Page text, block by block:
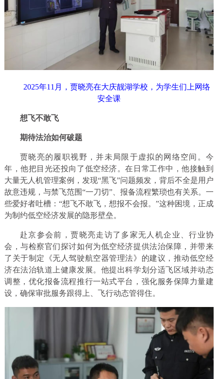
2025年11月，贾晓亮在大庆靓湖学校，为学生们上网络
安全课
想飞不敢飞
期待法治如何破题
贾晓亮的履职视野，并未局限于虚拟的网络空间。今
年，他把目光还投向了低空经济。在日常工作中，他接触到
大量无人机管理案例，发现“黑飞”问题频发，背后不全是用户
故意违规，与禁飞范围“一刀切”、报备流程繁琐也有关系。一
些爱好者吐槽：“想飞不敢飞，想报不会报。”这种困境，正成
为制约低空经济发展的隐形壁垒。
赴京参会前，贾晓亮走访了多家无人机企业、行业协
会，与检察官们探讨如何为低空经济提供法治保障，并带来
了关于制定《无人驾驶航空器管理法》的建议，推动低空经
济在法治轨道上健康发展。他提出科学划分适飞区域并动态
调整，优化报备流程推行一站式平台，强化服务保障力量建
设，确保审批服务跟得上、飞行动态管得住。